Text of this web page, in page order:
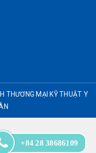
THƯƠNG MẠI KỸ THUẬT Y
+84 28 38686109